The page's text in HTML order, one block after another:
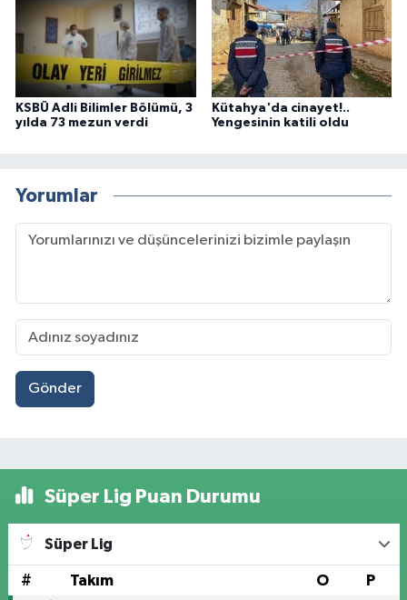
KSBÜ Adli Bilimler Bölümü, 3
yılda 73 mezun verdi
Kütahya'da cinayet!..
Yengesinin katili oldu
Yorumlar
Gönder
Süper Lig Puan Durumu
Süper Lig
# Takım O P